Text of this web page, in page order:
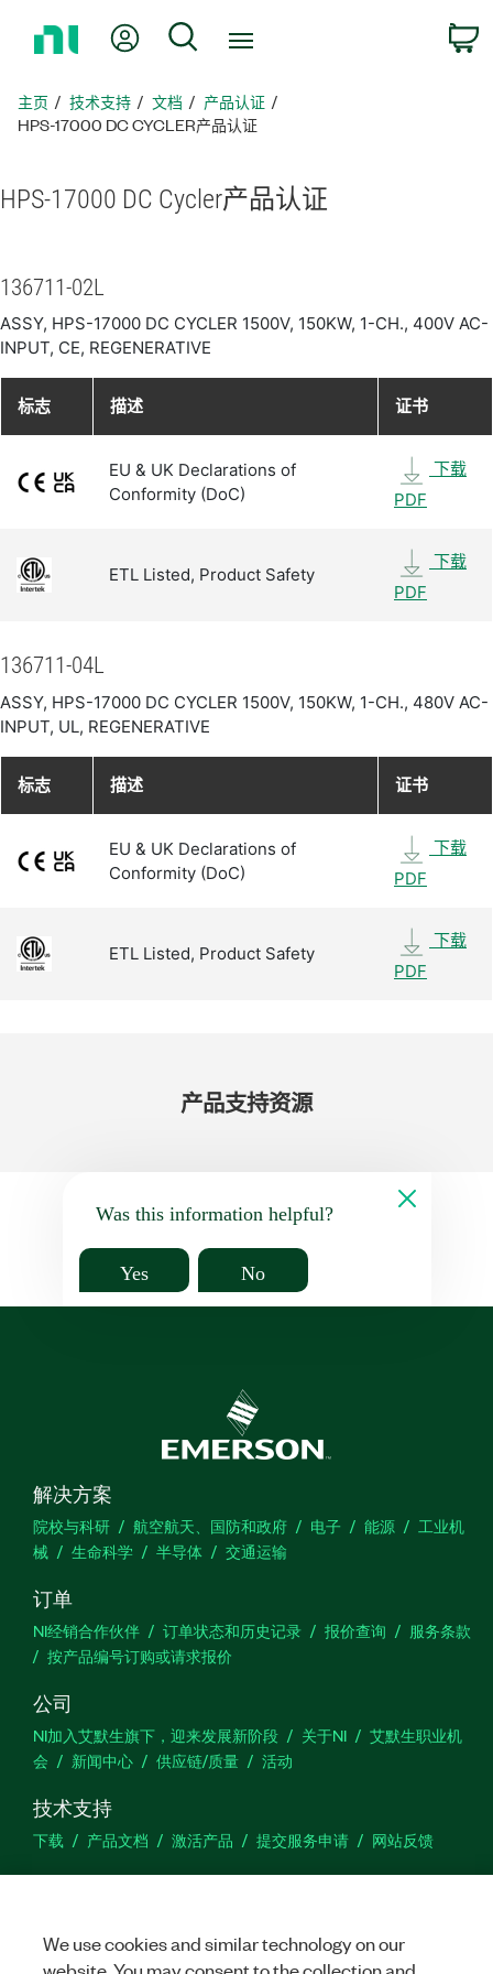
页
我的账户 搜索
主页 技术支持 文档
产品认证
HPS-17000 DC CYCLER产品认证
HPS-17000 DC Cycler产品认证
136711-02L
ASSY, HPS-17000 DC CYCLER 1500V, 150KW, 1-CH., 400V AC-
INPUT, CE, REGENERATIVE
标志 描述 证书
EU & UK Declarations of
Conformity (DoC)
下载
PDF
ETL Listed, Product Safety
下载
PDF
136711-04L
ASSY, HPS-17000 DC CYCLER 1500V, 150KW, 1-CH., 480V AC-
INPUT, UL, REGENERATIVE
标志 描述 证书
EU & UK Declarations of
Conformity (DoC)
下载
PDF
ETL Listed, Product Safety
下载
PDF
产品​支持​资源
Was this information helpful?
Yes No
解决方案
院校与科研 航空航天、国防和政府 电子 能源
工业机
械
生命科学 半导体 交通运输
订单
NI经销合作伙伴 订单状态和历史记录 报价查询
服务条款
按产品编号订购或请求报价
公司
NI加入艾默生旗下，迎来发展新阶段 关于NI
艾默生职业机
会
新闻中心 供应链/质量 活动
技术支持
下载 产品文档 激活产品 提交服务申请 网站反馈
We use cookies and similar technology on our